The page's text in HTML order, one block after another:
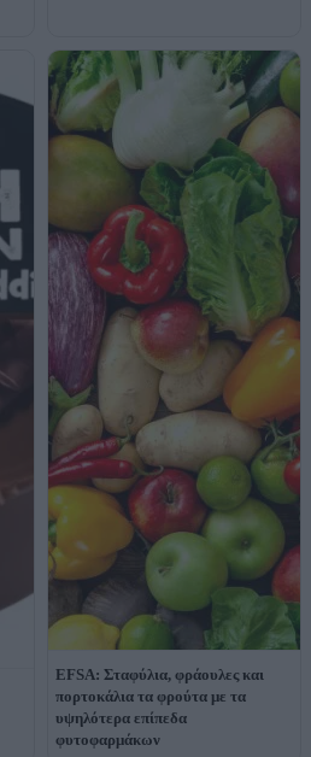
EFSA: Σταφύλια, φράουλες και
πορτοκάλια τα φρούτα με τα
υψηλότερα επίπεδα
φυτοφαρμάκων